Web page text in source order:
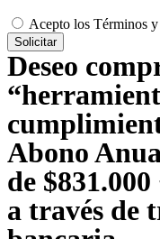
Acepto los Términos
Solicitar
Deseo
Abono
de
a través de